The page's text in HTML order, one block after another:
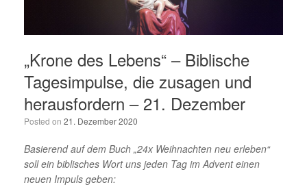
„Krone des Lebens“ – Biblische
Tagesimpulse, die zusagen und
herausfordern – 21. Dezember
Posted on 21. Dezember 2020
Basierend auf dem Buch „24x Weihnachten neu erleben“
soll ein biblisches Wort uns jeden Tag im Advent einen
neuen Impuls geben: